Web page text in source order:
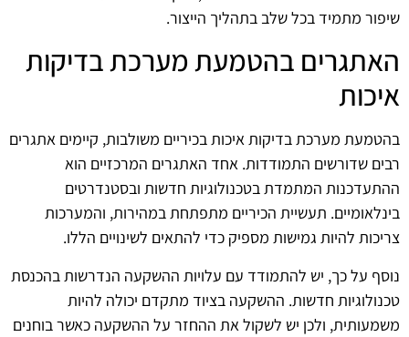
שיפור מתמיד בכל שלב בתהליך הייצור.
האתגרים בהטמעת מערכת בדיקות
איכות
בהטמעת מערכת בדיקות איכות בכיריים משולבות, קיימים אתגרים
רבים שדורשים התמודדות. אחד האתגרים המרכזיים הוא
ההתעדכנות המתמדת בטכנולוגיות חדשות ובסטנדרטים
בינלאומיים. תעשיית הכיריים מתפתחת במהירות, והמערכות
צריכות להיות גמישות מספיק כדי להתאים לשינויים הללו.
נוסף על כך, יש להתמודד עם עלויות ההשקעה הנדרשות בהכנסת
טכנולוגיות חדשות. ההשקעה בציוד מתקדם יכולה להיות
משמעותית, ולכן יש לשקול את ההחזר על ההשקעה כאשר בוחנים